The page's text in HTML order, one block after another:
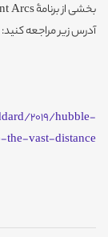
آدرس زیر مراجعه کنید:
2019/hubble-
the-vast-distance